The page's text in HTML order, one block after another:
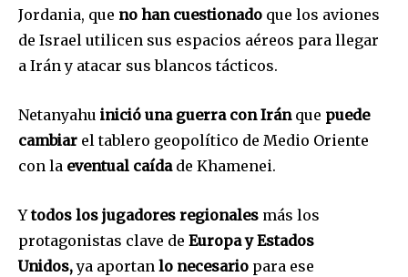
Jordania, que no han cuestionado que los aviones
de Israel utilicen sus espacios aéreos para llegar
a Irán y atacar sus blancos tácticos.
Netanyahu inició una guerra con Iránque puede
cambiar el tablero geopolítico de Medio Oriente
con la eventual caídade Khamenei.
Ytodos los jugadores regionales más los
protagonistas clave de Europa y Estados
Unidos,ya aportan lo necesario para ese